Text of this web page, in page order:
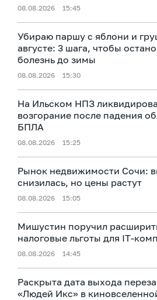
08.08.2026 15:45
Убираю паршу с яблони и
августе: 3 шага, чтобы
болезнь до зимы
08.08.2026 15:30
На Ильском НПЗ
возгорание после падения
БПЛА
08.08.2026 15:25
Рынок недвижимости Сочи:
снизилась, но цены растут
08.08.2026 15:05
Мишустин поручил
налоговые льготы для IT-
08.08.2026 14:45
Раскрыта дата выхода
«Людей Икс» в